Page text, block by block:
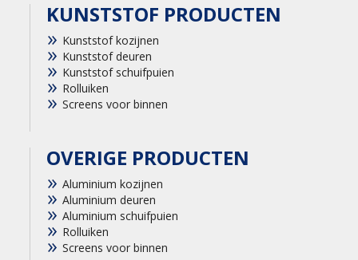
KUNSTSTOF PRODUCTEN
Kunststof kozijnen
Kunststof deuren
Kunststof schuifpuien
Rolluiken
Screens voor binnen
OVERIGE PRODUCTEN
Aluminium kozijnen
Aluminium deuren
Aluminium schuifpuien
Rolluiken
Screens voor binnen